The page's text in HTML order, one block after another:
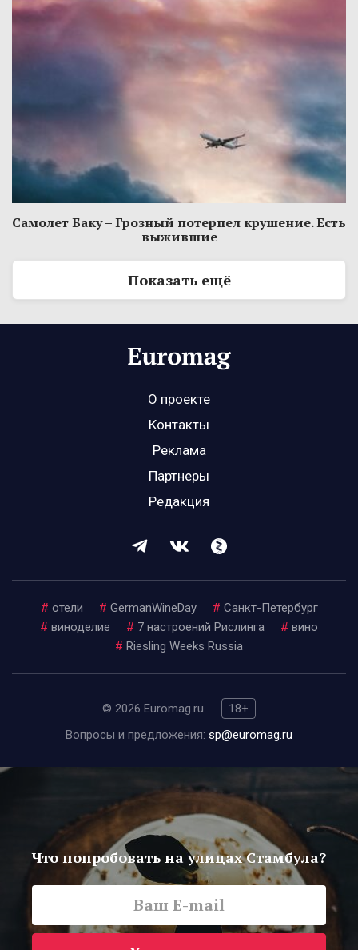
Самолет Баку – Грозный потерпел крушение. Есть
выжившие
Показать ещё
О проекте
Контакты
Реклама
Партнеры
Редакция
# отели # GermanWineDay # Санкт-Петербург
# виноделие # 7 настроений Рислинга # вино
# Riesling Weeks Russia
© 2026 Euromag.ru
18+
Вопросы и предложения: sp@euromag.ru
Что попробовать на улицах Стамбула?